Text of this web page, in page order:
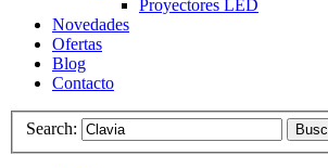
Proyectores LED
Novedades
Ofertas
Blog
Contacto
Search: